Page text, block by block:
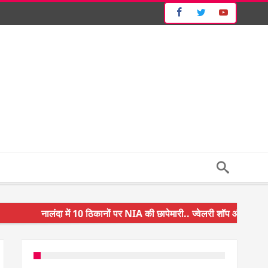
नालंदा में 10 ठिकानों पर NIA की छापेमारी.. ज्वेलरी शॉप और गन हाउस पर
अंचल पदाधिकारी (CO) बर्खास्त.. फर्जीवाड़ा कर पाई थी नौकरी.. जानिए पूरा